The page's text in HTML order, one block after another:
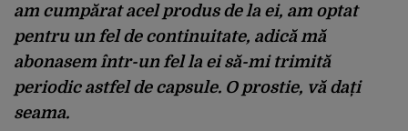
am cumpărat acel produs de la ei, am optat
pentru un fel de continuitate, adică mă
abonasem într-un fel la ei să-mi trimită
periodic astfel de capsule. O prostie, vă dați
seama.